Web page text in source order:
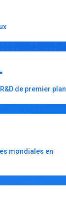
de premier plan
mondiales en